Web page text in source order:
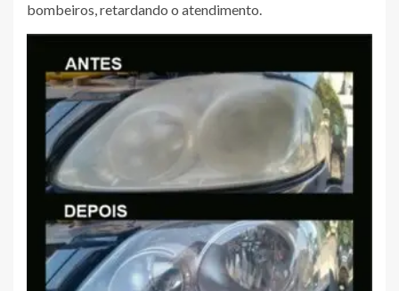
bombeiros, retardando o atendimento.